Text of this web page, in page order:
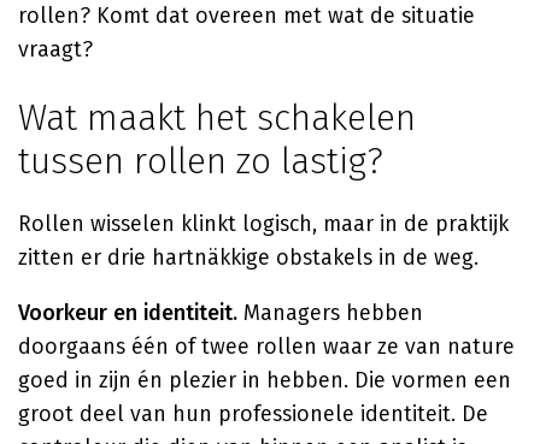
rollen? Komt dat overeen met wat de situatie
vraagt?
Wat maakt het schakelen
tussen rollen zo lastig?
Rollen wisselen klinkt logisch, maar in de praktijk
zitten er drie hartnäkkige obstakels in de weg.
Voorkeur en identiteit. Managers hebben
doorgaans één of twee rollen waar ze van nature
goed in zijn én plezier in hebben. Die vormen een
groot deel van hun professionele identiteit. De